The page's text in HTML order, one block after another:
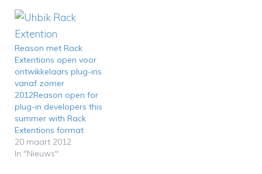
Reason met Rack
Extentions open voor
ontwikkelaars plug-ins
vanaf zomer
2012Reason open for
plug-in developers this
summer with Rack
Extentions format
20 maart 2012
In "Nieuws"